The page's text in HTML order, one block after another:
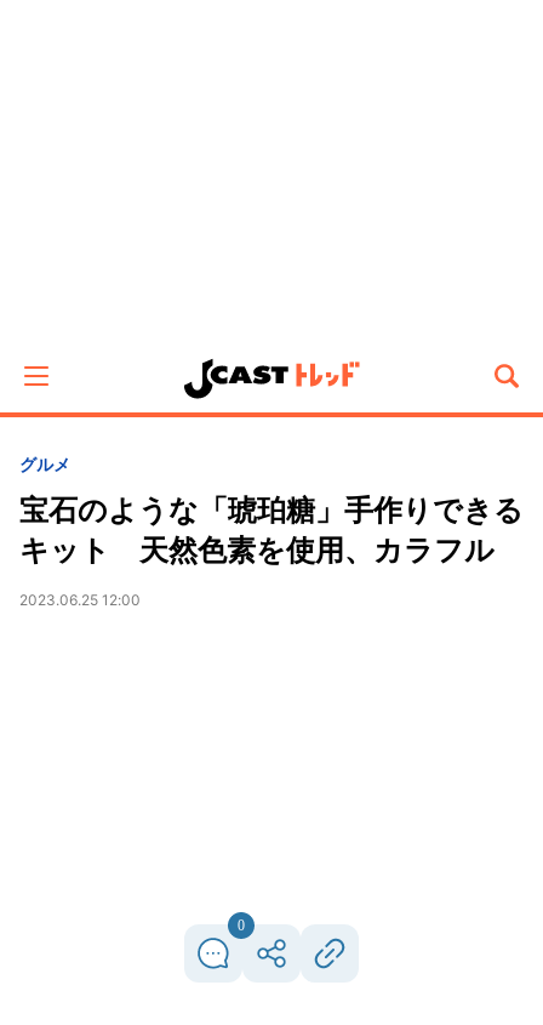
グルメ
宝石のような「琥珀糖」手作りできる
キット 天然色素を使用、カラフル
2023.06.25 12:00
0